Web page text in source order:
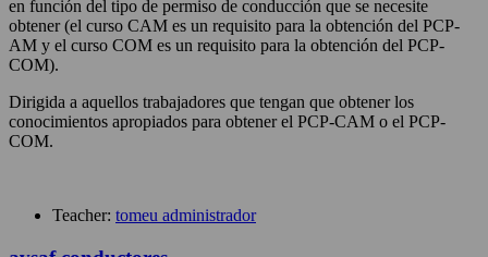
en función del tipo de permiso de conducción que se necesite
obtener (el curso CAM es un requisito para la obtención del PCP-
AM y el curso COM es un requisito para la obtención del PCP-
COM).
Dirigida a aquellos trabajadores que tengan que obtener los
conocimientos apropiados para obtener el PCP-CAM o el PCP-
COM.
Teacher: tomeu administrador